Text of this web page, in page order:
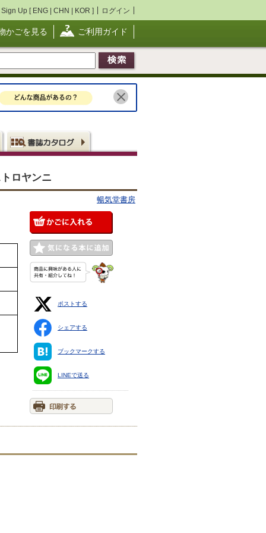
Sign Up [ ENG | CHN | KOR ] ログイン
かごを見る ご利用ガイド
ロヤンニ
暢気堂書房
ポストする
シェアする
ブックマークする
LINEで送る